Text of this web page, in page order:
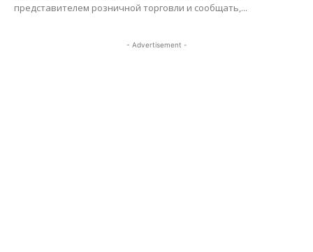
представителем розничной торговли и сообщать,...
- Advertisement -